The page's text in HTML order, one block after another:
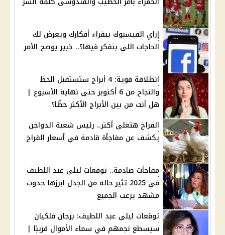
إزاي الفيسبوك بيقراء أفكارك ويعرض لك
الحاجات اللي بتفكر فيها؟.. خبير يوضح الأمر
انطلاقة قوية: 4 أبراج ستستقبل الحظ
والنجاح من 6 أكتوبر حتى نهاية الأسبوع |
هل أنت من بين الأبراج الأكثر حظًا؟
الفراخ هتغلى أكتر.. رئيس شعبة الدواجن
يكشف عن مفاجأة قادمة في أسعار الفراخ
مفاجأت صادمة.. توقعات ليلى عبد اللطيف
في 2025 تثير حاله من الجدل ابرزها حدوث
مشهد يرعب الجميع
توقعات ليلى عبد اللطيف: برجان فلكيان
سيسطع نجمهم في سماء الأموال قريبًا |